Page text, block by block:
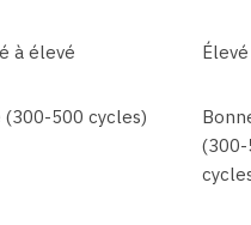
à élevé Élevé
(300-500 cycles)